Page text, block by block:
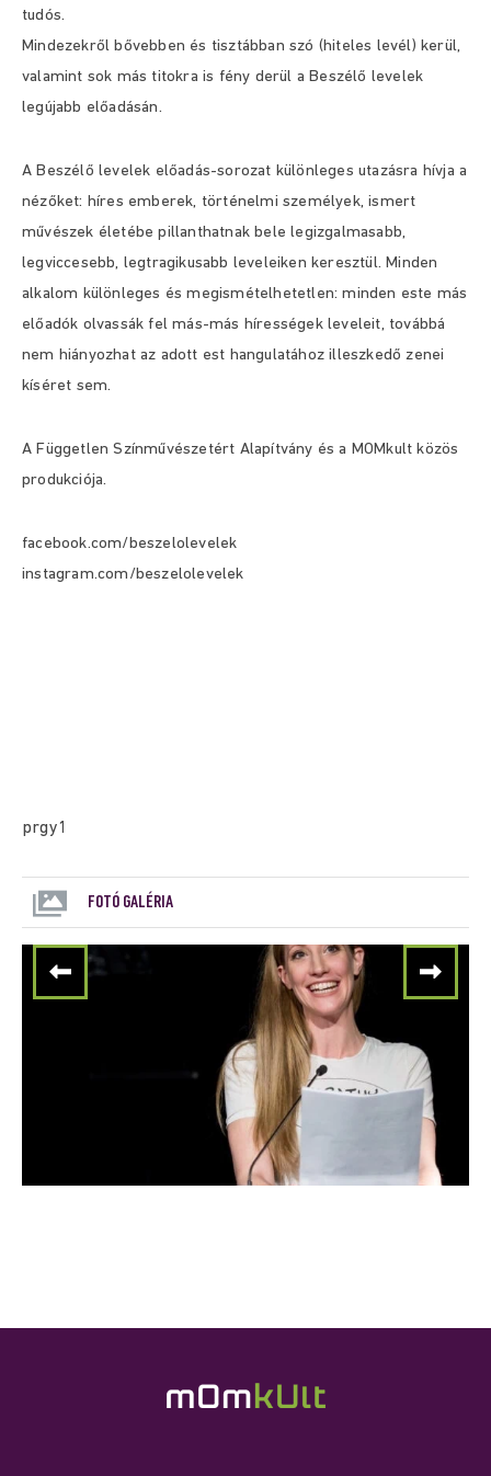
tudós.
Mindezekről bővebben és tisztábban szó (hiteles levél) kerül,
valamint sok más titokra is fény derül a Beszélő levelek
legújabb előadásán.
A Beszélő levelek előadás-sorozat különleges utazásra hívja a
nézőket: híres emberek, történelmi személyek, ismert
művészek életébe pillanthatnak bele legizgalmasabb,
legviccesebb, legtragikusabb leveleiken keresztül. Minden
alkalom különleges és megismételhetetlen: minden este más
előadók olvassák fel más-más hírességek leveleit, továbbá
nem hiányozhat az adott est hangulatához illeszkedő zenei
kíséret sem.
A Független Színművészetért Alapítvány és a MOMkult közös
produkciója.
facebook.com/beszelolevelek
instagram.com/beszelolevelek
prgy1
FOTÓ GALÉRIA